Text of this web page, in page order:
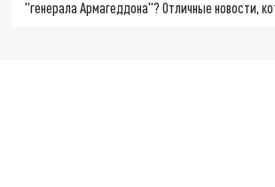
"генерала Армагеддона"? Отличные новости,